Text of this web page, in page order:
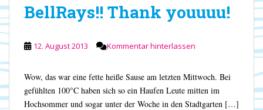
BellRays!! Thank youuuu!
12. August 2013 Kommentar hinterlassen
Wow, das war eine fette heiße Sause am letzten Mittwoch. Bei
gefühlten 100°C haben sich so ein Haufen Leute mitten im
Hochsommer und sogar unter der Woche in den Stadtgarten […]